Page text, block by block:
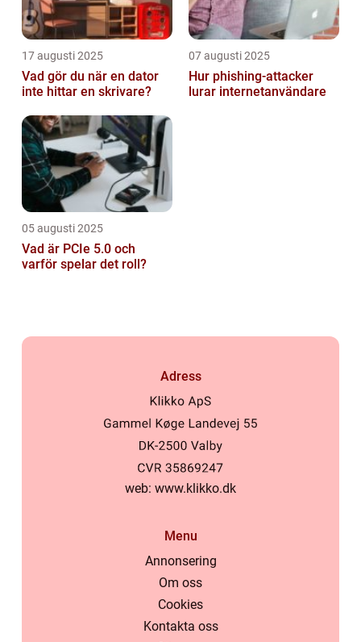
17 augusti 2025
Vad gör du när en dator
inte hittar en skrivare?
07 augusti 2025
Hur phishing-attacker
lurar internetanvändare
05 augusti 2025
Vad är PCIe 5.0 och
varför spelar det roll?
Adress
web: www.klikko.dk
Menu
Annonsering
Om oss
Cookies
Kontakta oss